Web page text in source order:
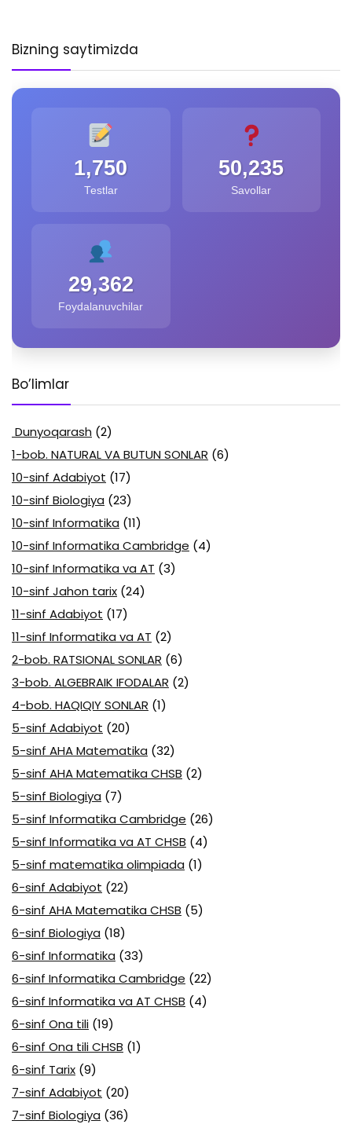
Bizning saytimizda
1,750
Testlar
50,235
Savollar
29,362
Foydalanuvchilar
Bo’limlar
Dunyoqarash (2)
1-bob. NATURAL VA BUTUN SONLAR (6)
10-sinf Adabiyot (17)
10-sinf Biologiya (23)
10-sinf Informatika (11)
10-sinf Informatika Cambridge (4)
10-sinf Informatika va AT (3)
10-sinf Jahon tarix (24)
11-sinf Adabiyot (17)
11-sinf Informatika va AT (2)
2-bob. RATSIONAL SONLAR (6)
3-bob. ALGEBRAIK IFODALAR (2)
4-bob. HAQIQIY SONLAR (1)
5-sinf Adabiyot (20)
5-sinf AHA Matematika (32)
5-sinf AHA Matematika CHSB (2)
5-sinf Biologiya (7)
5-sinf Informatika Cambridge (26)
5-sinf Informatika va AT CHSB (4)
5-sinf matematika olimpiada (1)
6-sinf Adabiyot (22)
6-sinf AHA Matematika CHSB (5)
6-sinf Biologiya (18)
6-sinf Informatika (33)
6-sinf Informatika Cambridge (22)
6-sinf Informatika va AT CHSB (4)
6-sinf Ona tili (19)
6-sinf Ona tili CHSB (1)
6-sinf Tarix (9)
7-sinf Adabiyot (20)
7-sinf Biologiya (36)